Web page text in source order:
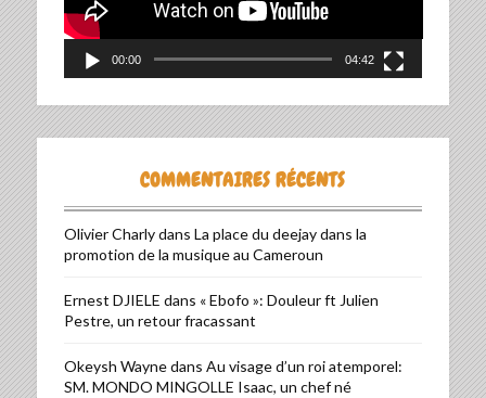
00:00 04:42
COMMENTAIRES RÉCENTS
Olivier Charlydans La place du deejay dans la
promotion de la musique au Cameroun
Ernest DJIELE dans « Ebofo »: Douleur ft Julien
Pestre, un retour fracassant
Okeysh Waynedans Au visage d’un roi atemporel:
SM. MONDO MINGOLLE Isaac, un chef né